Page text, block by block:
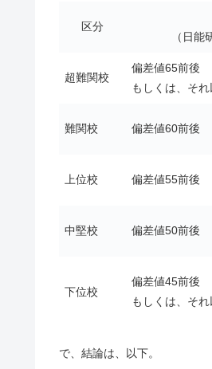
区分
（日能
超難関校
偏差値65前後
もしくは、それ
難関校 偏差値60前後
上位校 偏差値55前後
中堅校 偏差値50前後
下位校
偏差値45前後
もしくは、そ
で、結論は、以下。